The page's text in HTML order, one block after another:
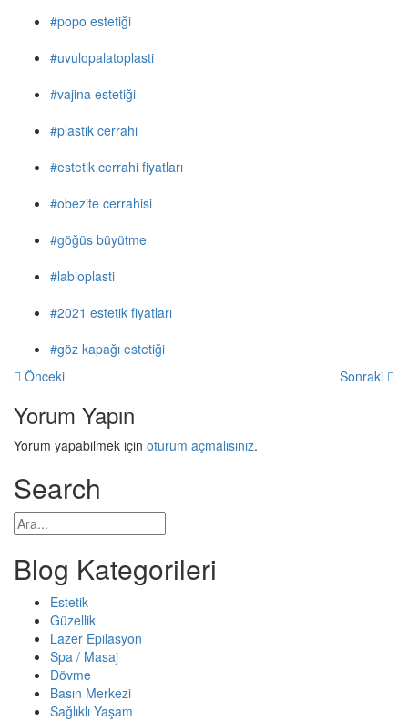
#popo estetiği
#uvulopalatoplasti
#vajina estetiği
#plastik cerrahi
#estetik cerrahi fiyatları
#obezite cerrahisi
#göğüs büyütme
#labioplasti
#2021 estetik fiyatları
#göz kapağı estetiği
Önceki
Sonraki
Yorum Yapın
Yorum yapabilmek için oturum açmalısınız.
Search
Blog Kategorileri
Estetik
Güzellik
Lazer Epilasyon
Spa / Masaj
Dövme
Basın Merkezi
Sağlıklı Yaşam